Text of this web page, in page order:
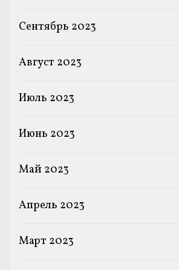
Сентябрь 2023
Август 2023
Июль 2023
Июнь 2023
Май 2023
Апрель 2023
Март 2023